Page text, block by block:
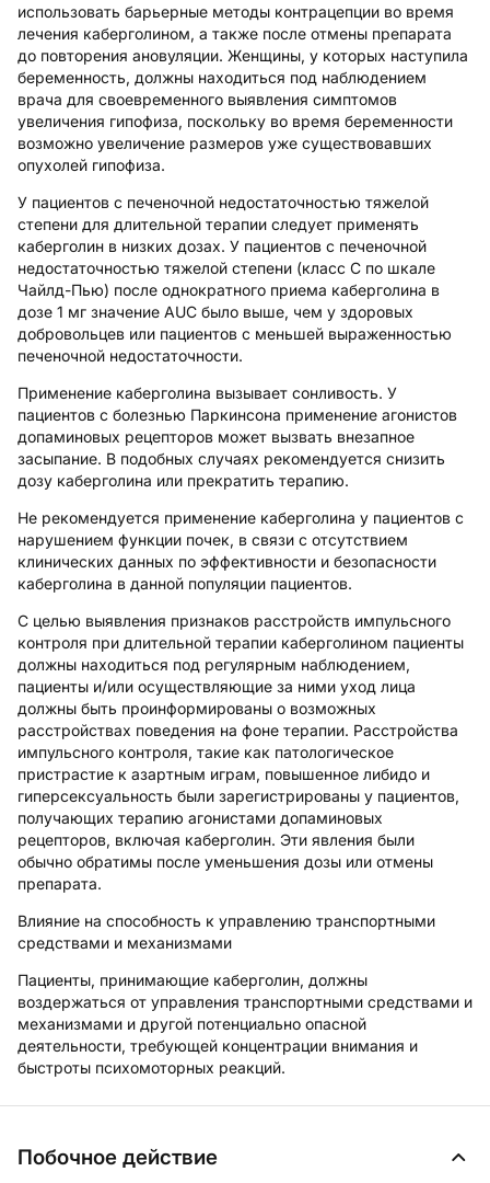
использовать барьерные методы контрацепции во время
лечения каберголином, а также после отмены препарата
до повторения ановуляции. Женщины, у которых наступила
беременность, должны находиться под наблюдением
врача для своевременного выявления симптомов
увеличения гипофиза, поскольку во время беременности
возможно увеличение размеров уже существовавших
опухолей гипофиза.
У пациентов с печеночной недостаточностью тяжелой
степени для длительной терапии следует применять
каберголин в низких дозах. У пациентов с печеночной
недостаточностью тяжелой степени (класс С по шкале
Чайлд-Пью) после однократного приема каберголина в
дозе 1 мг значение AUC было выше, чем у здоровых
добровольцев или пациентов с меньшей выраженностью
печеночной недостаточности.
Применение каберголина вызывает сонливость. У
пациентов с болезнью Паркинсона применение агонистов
допаминовых рецепторов может вызвать внезапное
засыпание. В подобных случаях рекомендуется снизить
дозу каберголина или прекратить терапию.
Не рекомендуется применение каберголина у пациентов с
нарушением функции почек, в связи с отсутствием
клинических данных по эффективности и безопасности
каберголина в данной популяции пациентов.
С целью выявления признаков расстройств импульсного
контроля при длительной терапии каберголином пациенты
должны находиться под регулярным наблюдением,
пациенты и/или осуществляющие за ними уход лица
должны быть проинформированы о возможных
расстройствах поведения на фоне терапии. Расстройства
импульсного контроля, такие как патологическое
пристрастие к азартным играм, повышенное либидо и
гиперсексуальность были зарегистрированы у пациентов,
получающих терапию агонистами допаминовых
рецепторов, включая каберголин. Эти явления были
обычно обратимы после уменьшения дозы или отмены
препарата.
Влияние на способность к управлению транспортными
средствами и механизмами
Пациенты, принимающие каберголин, должны
воздержаться от управления транспортными средствами и
механизмами и другой потенциально опасной
деятельности, требующей концентрации внимания и
быстроты психомоторных реакций.
Побочное действие